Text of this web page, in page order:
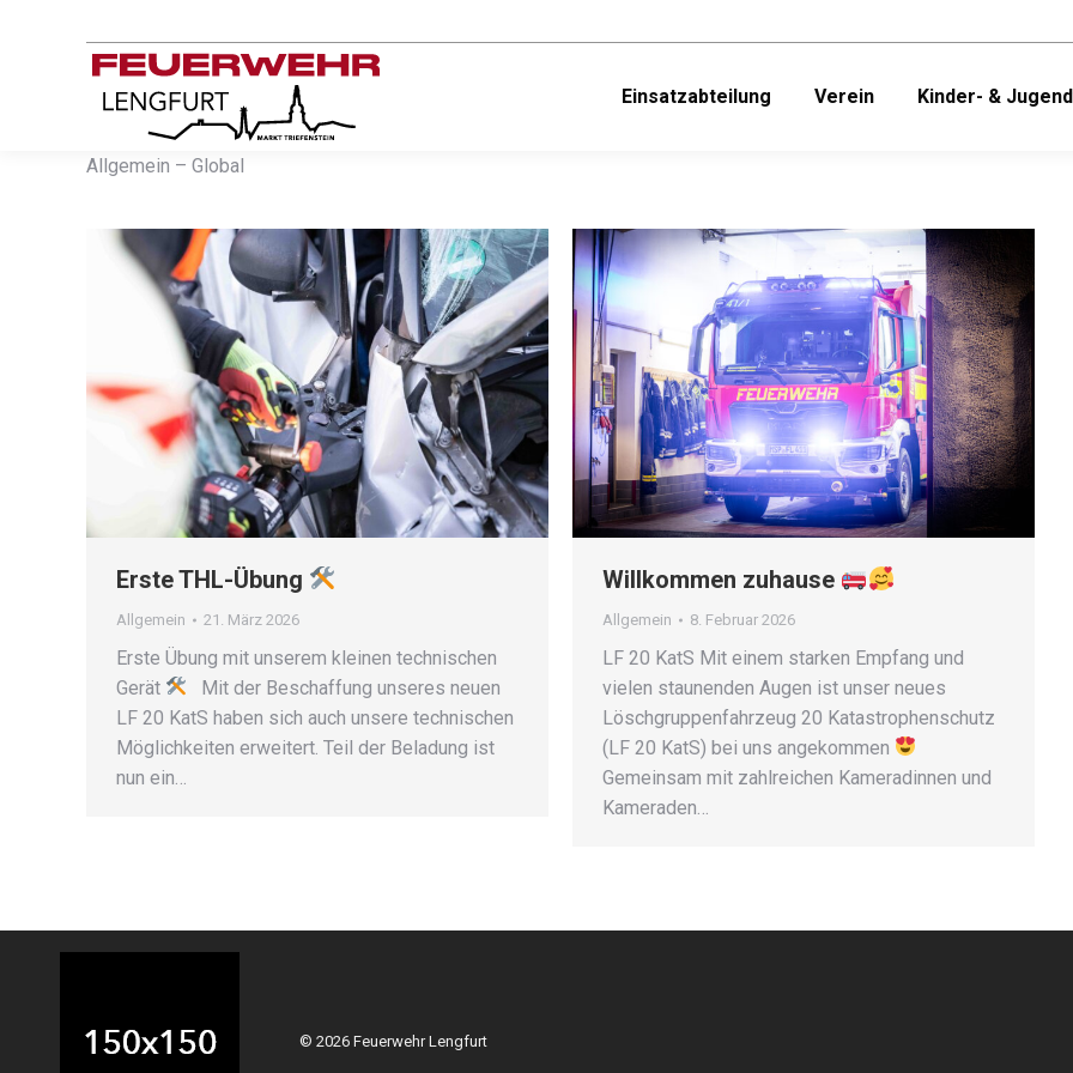
Einsatzabteilung Verein Kinder- &
Allgemein – Global
Erste THL-Übung
Allgemein 21. März 2026
Erste Übung mit unserem kleinen technischen
Gerät
Mit der Beschaffung unseres neuen
LF 20 KatS haben sich auch unsere technischen
Möglichkeiten erweitert. Teil der Beladung ist
nun ein…
Willkommen zuhause
Allgemein 8. Februar 2026
LF 20 KatS Mit einem starken Empfang und
vielen staunenden Augen ist unser neues
Löschgruppenfahrzeug 20 Katastrophenschutz
(LF 20 KatS) bei uns angekommen
Gemeinsam mit zahlreichen Kameradinnen und
Kameraden…
© 2026 Feuerwehr Lengfurt